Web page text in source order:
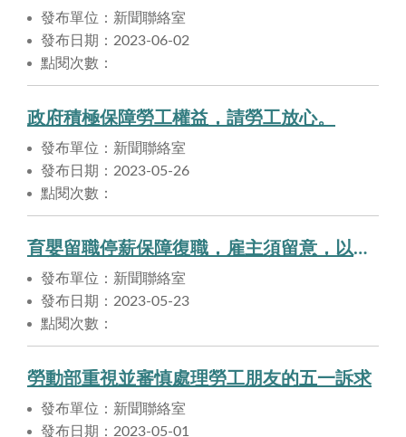
發布單位：新聞聯絡室
發布日期：2023-06-02
點閱次數：
政府積極保障勞工權益，請勞工放心。
發布單位：新聞聯絡室
發布日期：2023-05-26
點閱次數：
育嬰留職停薪保障復職，雇主須留意，以免觸法
發布單位：新聞聯絡室
發布日期：2023-05-23
點閱次數：
勞動部重視並審慎處理勞工朋友的五一訴求
發布單位：新聞聯絡室
發布日期：2023-05-01